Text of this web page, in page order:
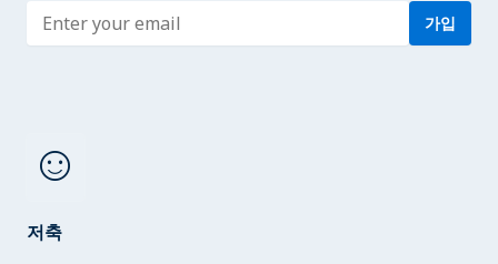
Enter address 가입
sentiment_satisfied
저축